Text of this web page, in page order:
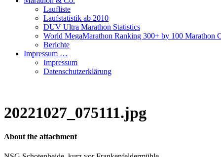
Laufliste
Laufstatistik ab 2010
DUV Ultra Marathon Statistics
World MegaMarathon Ranking 300+ by 100 Marathon
Berichte
Impressum …
Impressum
Datenschutzerklärung
20221027_075111.jpg
About the attachment